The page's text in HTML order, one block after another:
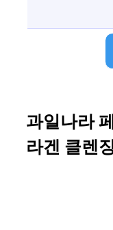
과일나라
라겐 클렌